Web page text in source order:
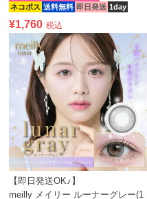
ネコポス 送料無料 即日発送 1day
¥1,760 税込
【即日発送OK♪】
meilly メイリー ルーナーグレー(1